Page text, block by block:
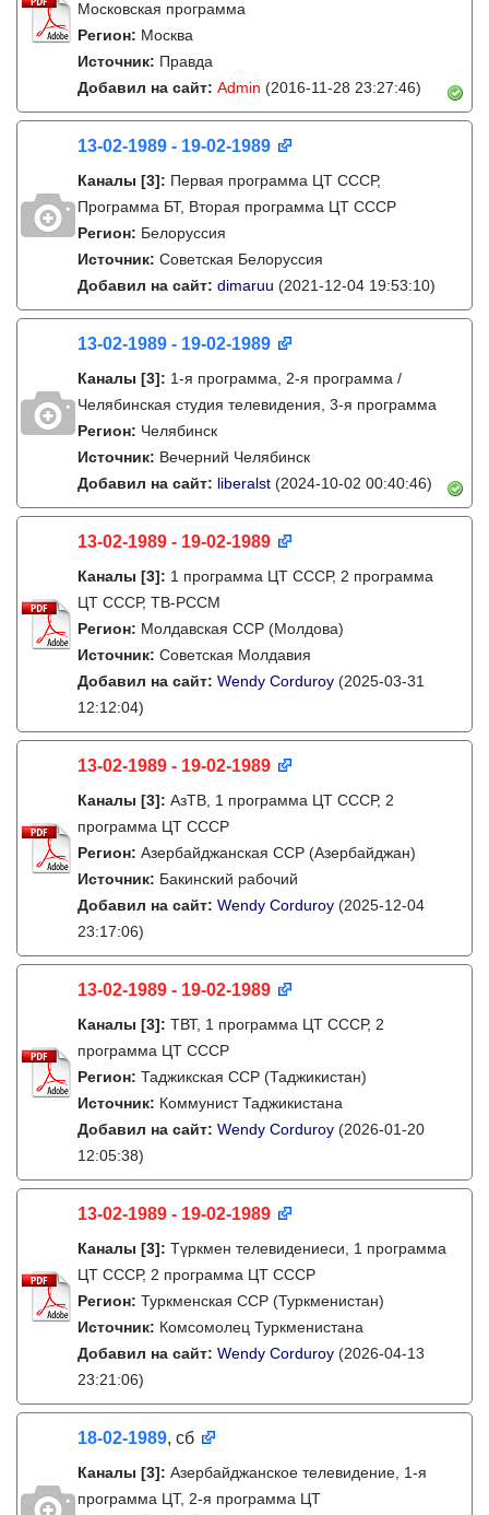
Московская программа
Регион: Москва
Источник: Правда
Добавил на сайт: Admin (2016-11-28 23:27:46)
13-02-1989 - 19-02-1989
Каналы [3]: Первая программа ЦТ СССР,
Программа БТ, Вторая программа ЦТ СССР
Регион: Белоруссия
Источник: Советская Белоруссия
Добавил на сайт: dimaruu (2021-12-04 19:53:10)
13-02-1989 - 19-02-1989
Каналы [3]: 1-я программа, 2-я программа /
Челябинская студия телевидения, 3-я программа
Регион: Челябинск
Источник: Вечерний Челябинск
Добавил на сайт: liberalst (2024-10-02 00:40:46)
13-02-1989 - 19-02-1989
Каналы [3]: 1 программа ЦТ СССР, 2 программа
ЦТ СССР, ТВ-РССМ
Регион: Молдавская ССР (Молдова)
Источник: Советская Молдавия
Добавил на сайт: Wendy Corduroy (2025-03-31
12:12:04)
13-02-1989 - 19-02-1989
Каналы [3]: АзТВ, 1 программа ЦТ СССР, 2
программа ЦТ СССР
Регион: Азербайджанская ССР (Азербайджан)
Источник: Бакинский рабочий
Добавил на сайт: Wendy Corduroy (2025-12-04
23:17:06)
13-02-1989 - 19-02-1989
Каналы [3]: ТВТ, 1 программа ЦТ СССР, 2
программа ЦТ СССР
Регион: Таджикская ССР (Таджикистан)
Источник: Коммунист Таджикистана
Добавил на сайт: Wendy Corduroy (2026-01-20
12:05:38)
13-02-1989 - 19-02-1989
Каналы [3]: Түркмен телевидениеси, 1 программа
ЦТ СССР, 2 программа ЦТ СССР
Регион: Туркменская ССР (Туркменистан)
Источник: Комсомолец Туркменистана
Добавил на сайт: Wendy Corduroy (2026-04-13
23:21:06)
18-02-1989, сб
Каналы [3]: Азербайджанское телевидение, 1-я
программа ЦТ, 2-я программа ЦТ